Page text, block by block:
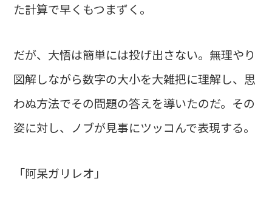
た計算で早くもつまずく。
だが、大悟は簡単には投げ出さない。無理やり
図解しながら数字の大小を大雑把に理解し、思
わぬ方法でその問題の答えを導いたのだ。その
姿に対し、ノブが見事にツッコんで表現する。
「阿呆ガリレオ」